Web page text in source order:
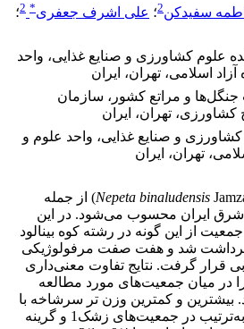
سفیدکن2؛ علی اشرف جعفری*
2؛
علوم کشاورزی و صنایع غذایی، واحد
اسلامی، تهران، ایران
جنگل‌ها و مراتع کشور، سازمان
تهران، ایران
کشاورزی و صنایع غذایی، واحد علوم و
تهران، ایران
Nepeta binaludensis
از جمله
ایران محسوب می‌شود. در این
تحقیق اندام‌های هوایی 20 جمعیت از این گونه در رشته کوه بینالود
شد و هفت صفت مرفولوژیکی
قرار گرفت. نتایج تفاوت معنی‌داری
1 درصد را در میان جمعیت‌های مورد مطالعه
بیشترین و کمترین وزن تر سرشاخه با
2/378 و 2/58 گرم در بوته به‌ترتیب در جمعیت‌های زشک1 و گرینه